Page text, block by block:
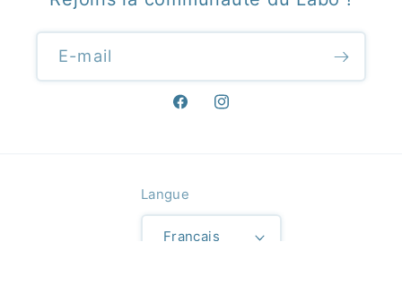
E-mail
FacebookInstagram
Langue
Français